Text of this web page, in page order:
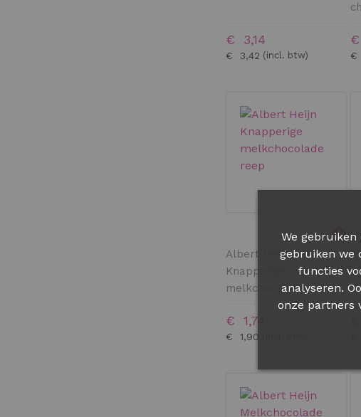
€ 3,42
€ 3,14
€
Albert Heijn
Knapperige
melkchocolade reep
€ 1,90
€ 1,74
We
gebruiken we
functies
analyseren.
onze partners